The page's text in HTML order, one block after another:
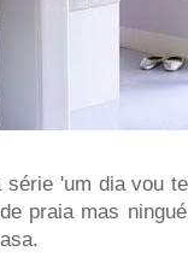
'um dia vou
praia mas